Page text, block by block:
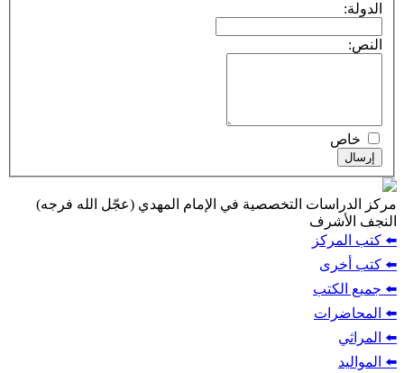
الدولة:
النص:
خاص
إرسال
مركز الدراسات التخصصية في الإمام المهدي (عجّل الله فرجه)
النجف الأشرف
⬅️ كتب المركز
⬅️ كتب أخرى
⬅️ جميع الكتب
⬅️ المحاضرات
⬅️ المراثي
⬅️ المواليد